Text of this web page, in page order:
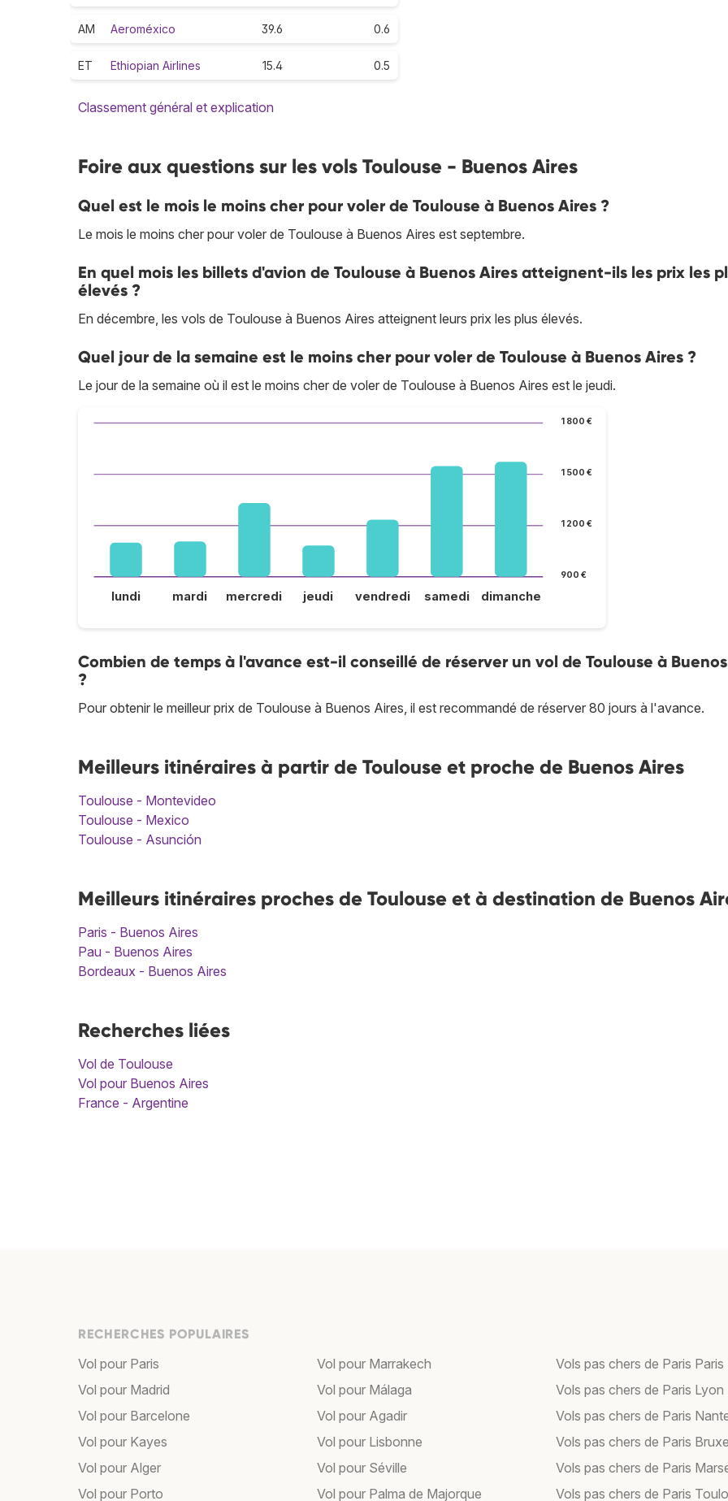
AM Aeroméxico 39.6 0.6
ET Ethiopian Airlines 15.4 0.5
Classement général et explication
Foire aux questions sur les vols Toulouse - Buenos Aires
Quel est le mois le moins cher pour voler de Toulouse à Buenos Aires ?
Le mois le moins cher pour voler de Toulouse à Buenos Aires est septembre.
En quel mois les billets d'avion de Toulouse à Buenos Aires atteignent-ils les prix les
élevés ?
En décembre, les vols de Toulouse à Buenos Aires atteignent leurs prix les plus élevés.
Quel jour de la semaine est le moins cher pour voler de Toulouse à Buenos Aires ?
Le jour de la semaine où il est le moins cher de voler de Toulouse à Buenos Aires est le jeudi.
900 €
1 200 €
1 500 €
1 800 €
lundi mardi mercredi jeudi vendredi samedi dimanche
Combien de temps à l'avance est-il conseillé de réserver un vol de Toulouse à
?
Pour obtenir le meilleur prix de Toulouse à Buenos Aires, il est recommandé de réserver 80 jours à l'avance.
Meilleurs itinéraires à partir de Toulouse et proche de Buenos Aires
Toulouse - Montevideo
Toulouse - Mexico
Toulouse - Asunción
Meilleurs itinéraires proches de Toulouse et à destination de Buenos
Paris - Buenos Aires
Pau - Buenos Aires
Bordeaux - Buenos Aires
Recherches liées
Vol de Toulouse
Vol pour Buenos Aires
France - Argentine
RECHERCHES POPULAIRES
Vol pour Paris
Vol pour Madrid
Vol pour Barcelone
Vol pour Kayes
Vol pour Alger
Vol pour Porto
Vol pour Marrakech
Vol pour Málaga
Vol pour Agadir
Vol pour Lisbonne
Vol pour Séville
Vol pour Palma de Majorque
Vols pas chers de Paris Paris
Vols pas chers de Paris Lyon
Vols pas chers de Paris
Vols pas chers de Paris
Vols pas chers de Paris
Vols pas chers de Paris